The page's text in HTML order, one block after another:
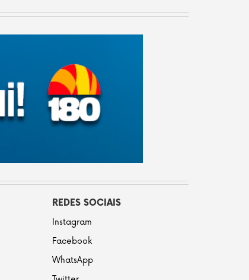
REDES SOCIAIS
Instagram
Facebook
WhatsApp